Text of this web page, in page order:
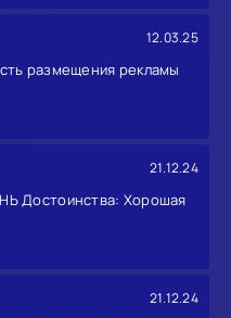
12.03.25
размещения рекламы
21.12.24
Достоинства: Хорошая
21.12.24